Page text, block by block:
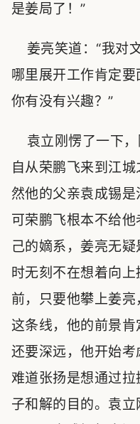
是姜局了！”
姜亮笑道：“我对
哪里展开工作肯定要
你有没有兴趣？”
袁立刚愣了一下，
自从荣鹏飞来到江
然他的父亲袁成锡是
可荣鹏飞根本不给
己的嫡系，姜亮无
时无刻不在想着向
前，只要他攀上姜
这条线，他的前景
还要深远，他开始考
难道张扬是想通过
子和解的目的。袁